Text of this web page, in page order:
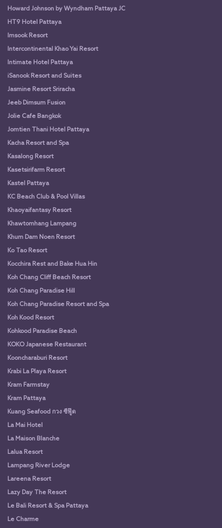
Howard Johnson by Wyndham Pattaya JC
HT9 Hotel Pattaya
Imsook Resort
Intercontinental Khao Yai Resort
Intimate Hotel Pattaya
iSanook Resort and Suites
Jasmine Resort Sriracha
Jeeb Dimsum Fusion
Jolie Cafe Bangkok
Jomtien Thani Hotel Pattaya
Kacha Resort and Spa
Kasalong Resort
Kasetsirifarm Resort
Kastel Pattaya
KC Beach Club & Pool Villas
Khaoyaifantasy Resort
Khawtomhang Lampang
Khum Dam Noen Resort
Ko Tao Resort
Kocchira Rest and Bake Hua Hin
Koh Chang Cliff Beach Resort
Koh Chang Paradise Hill
Koh Chang Paradise Resort and Spa
Koh Kood Resort
Kohkood Paradise Beach
KOKO Japanese Restaurant
Kooncharaburi Resort
Krabi La Playa Resort
Kram Farmstay
Kram Pattaya
Kuang Seafood กวง ซีฟู๊ด
La Mai Hotel
La Maison Blanche
Lalua Resort
Lampang River Lodge
Lareena Resort
Lazy Day The Resort
Le Bali Resort & Spa Pattaya
Le Charme